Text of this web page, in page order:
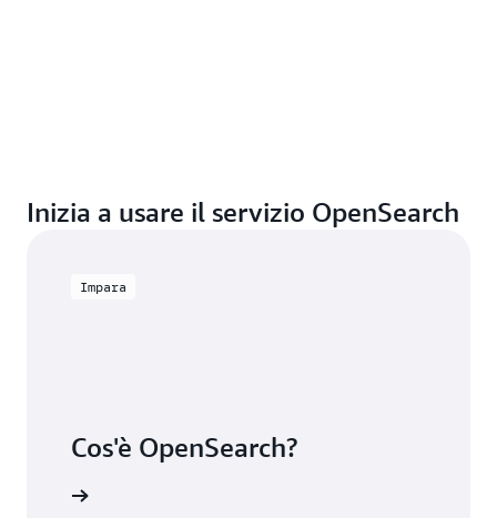
Inizia a usare il servizio OpenSearch
Impara
Cos'è OpenSearch?